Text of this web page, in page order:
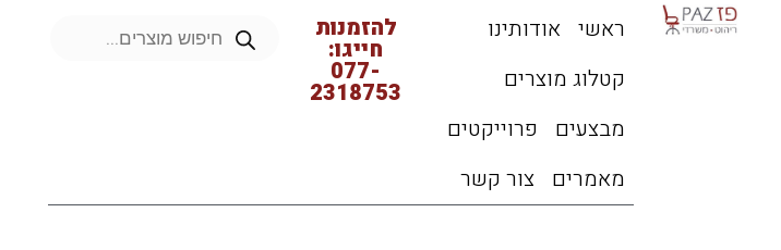
ראשי אודותינו
קטלוג מוצרים
מבצעים
פרוייקטים
מאמרים צור קשר
להזמנות
חייגו:
077-
2318753